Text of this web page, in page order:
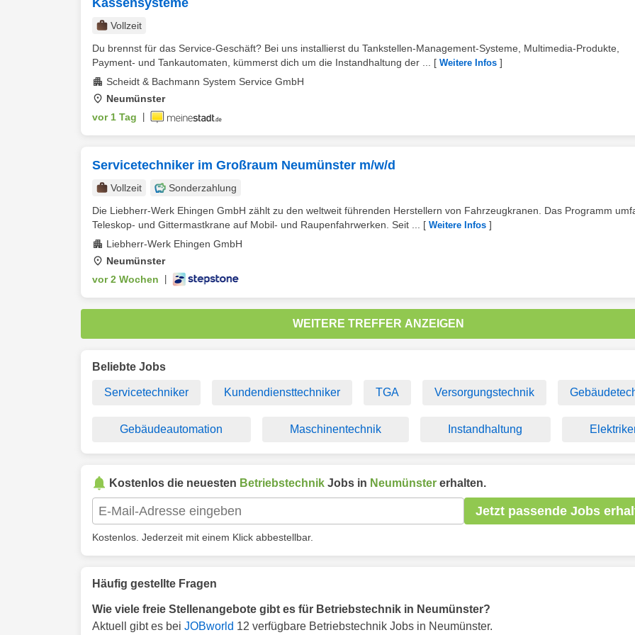
Kassensysteme
Vollzeit
Du brennst für das Service-Geschäft? Bei uns installierst du Tankstellen-Management-Systeme, Multimedia-Produkte,
Payment- und Tankautomaten, kümmerst dich um die Instandhaltung der ...
[ Weitere Infos ]
Scheidt & Bachmann System Service GmbH
Neumünster
vor 1 Tag
Servicetechniker im Großraum Neumünster m/w/d
Vollzeit
Sonderzahlung
Die Liebherr-Werk Ehingen GmbH zählt zu den weltweit führenden Herstellern von Fahrzeugkranen. Das Programm
Teleskop- und Gittermastkrane auf Mobil- und Raupenfahrwerken. Seit ...
[ Weitere Infos ]
Liebherr-Werk Ehingen GmbH
Neumünster
vor 2 Wochen
WEITERE TREFFER ANZEIGEN
Beliebte Jobs
Servicetechniker Kundendiensttechniker TGA Versorgungstechnik
Gebäudeautomation Maschinentechnik Instandhaltung
Kostenlos die neuesten Betriebstechnik Jobs in Neumünster erhalten.
Jetzt passende Jobs
Kostenlos. Jederzeit mit einem Klick abbestellbar.
Häufig gestellte Fragen
Wie viele freie Stellenangebote gibt es für Betriebstechnik in Neumünster?
Aktuell gibt es bei JOBworld 12 verfügbare Betriebstechnik Jobs in Neumünster.